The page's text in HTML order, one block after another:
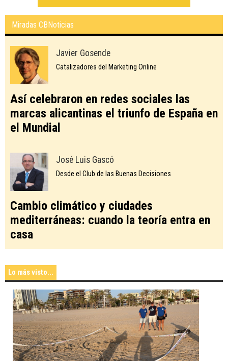
Miradas CBNoticias
Javier Gosende
Catalizadores del Marketing Online
Así celebraron en redes sociales las
marcas alicantinas el triunfo de España en
el Mundial
José Luis Gascó
Desde el Club de las Buenas Decisiones
Cambio climático y ciudades
mediterráneas: cuando la teoría entra en
casa
Lo más visto...